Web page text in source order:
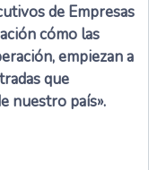
de Empresas
cómo las
empiezan a
que
nuestro país».